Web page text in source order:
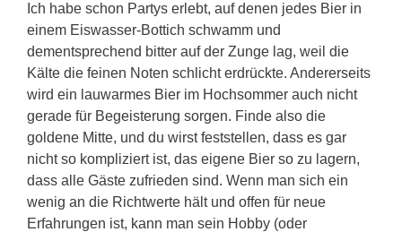
Ich habe schon Partys erlebt, auf denen jedes Bier in
einem Eiswasser-Bottich schwamm und
dementsprechend bitter auf der Zunge lag, weil die
Kälte die feinen Noten schlicht erdrückte. Andererseits
wird ein lauwarmes Bier im Hochsommer auch nicht
gerade für Begeisterung sorgen. Finde also die
goldene Mitte, und du wirst feststellen, dass es gar
nicht so kompliziert ist, das eigene Bier so zu lagern,
dass alle Gäste zufrieden sind. Wenn man sich ein
wenig an die Richtwerte hält und offen für neue
Erfahrungen ist, kann man sein Hobby (oder